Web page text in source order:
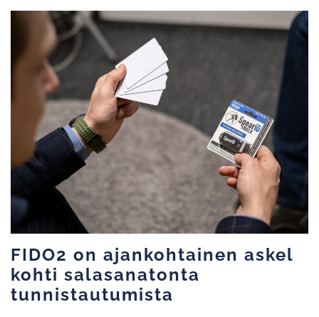
FIDO2 on ajankohtainen askel
kohti salasanatonta
tunnistautumista